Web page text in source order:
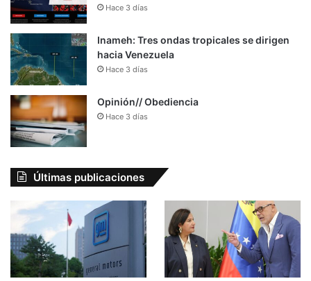
Hace 3 días
Inameh: Tres ondas tropicales se dirigen
hacia Venezuela
Hace 3 días
Opinión// Obediencia
Hace 3 días
Últimas publicaciones